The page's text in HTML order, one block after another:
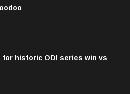
historic ODI series win vs